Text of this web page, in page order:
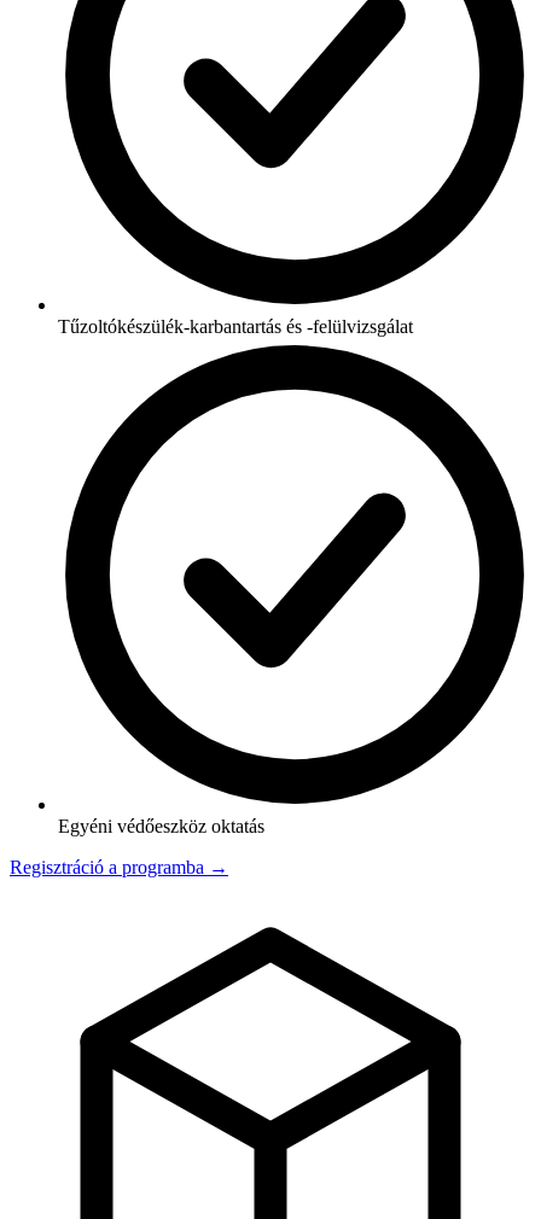
Tűzoltókészülék-karbantartás és -felülvizsgálat
Egyéni védőeszköz oktatás
Regisztráció a programba →